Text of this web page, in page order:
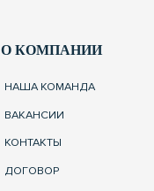
О КОМПАНИИ
НАША КОМАНДА
ВАКАНСИИ
КОНТАКТЫ
ДОГОВОР